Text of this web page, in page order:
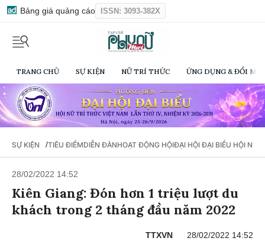
Bảng giá quảng cáo ISSN: 3093-382X
TRANG CHỦ SỰ KIỆN NỮ TRÍ THỨC ỨNG DỤNG & ĐỔI
SỰ KIỆN /TIÊU ĐIỂMDIỄN ĐÀNHOẠT ĐỘNG HỘIĐẠI HỘI ĐẠI BIỂU HỘI NỮ
28/02/2022 14:52
Kiên Giang: Đón hơn 1 triệu lượt du
khách trong 2 tháng đầu năm 2022
TTXVN 28/02/2022 14:52